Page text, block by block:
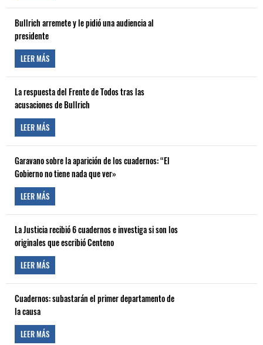
Bullrich arremete y le pidió una audiencia al
presidente
LEER MÁS
La respuesta del Frente de Todos tras las
acusaciones de Bullrich
LEER MÁS
Garavano sobre la aparición de los cuadernos: “El
Gobierno no tiene nada que ver»
LEER MÁS
La Justicia recibió 6 cuadernos e investiga si son los
originales que escribió Centeno
LEER MÁS
Cuadernos: subastarán el primer departamento de
la causa
LEER MÁS